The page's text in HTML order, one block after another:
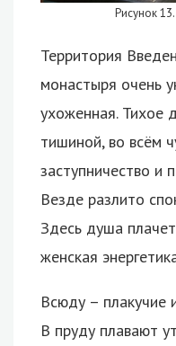
Рисунок
Территория
монастыря очень
ухоженная. Тихое
тишиной, во всём
заступничество и
Везде разлито
Здесь душа
женская
Всюду – плакучие
В пруду плавают